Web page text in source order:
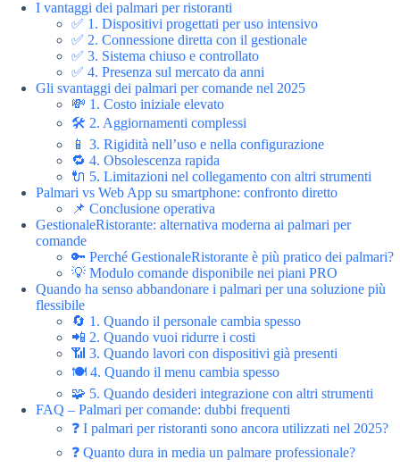
I vantaggi dei palmari per ristoranti
✅ 1. Dispositivi progettati per uso intensivo
✅ 2. Connessione diretta con il gestionale
✅ 3. Sistema chiuso e controllato
✅ 4. Presenza sul mercato da anni
Gli svantaggi dei palmari per comande nel 2025
💸 1. Costo iniziale elevato
🛠️ 2. Aggiornamenti complessi
📱 3. Rigidità nell’uso e nella configurazione
🔁 4. Obsolescenza rapida
🔌 5. Limitazioni nel collegamento con altri strumenti
Palmari vs Web App su smartphone: confronto diretto
📌 Conclusione operativa
GestionaleRistorante: alternativa moderna ai palmari per
comande
🔑 Perché GestionaleRistorante è più pratico dei palmari?
💡 Modulo comande disponibile nei piani PRO
Quando ha senso abbandonare i palmari per una soluzione più
flessibile
🔄 1. Quando il personale cambia spesso
📲 2. Quando vuoi ridurre i costi
📶 3. Quando lavori con dispositivi già presenti
🍽️ 4. Quando il menu cambia spesso
🧩 5. Quando desideri integrazione con altri strumenti
FAQ – Palmari per comande: dubbi frequenti
❓ I palmari per ristoranti sono ancora utilizzati nel 2025?
❓ Quanto dura in media un palmare professionale?